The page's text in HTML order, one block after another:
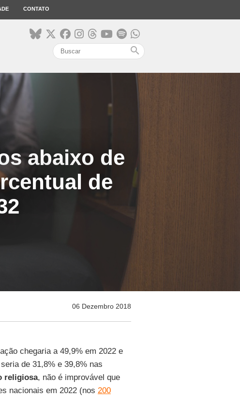
CONTATO
search
abaixo de
de
06 Dezembro 2018
chegaria a 49,9% em 2022 e
de 31,8% e 39,8% nas
religiosa, não é improvável que
nacionais em 2022 (nos 200